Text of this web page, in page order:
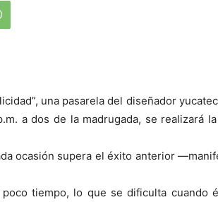
una pasarela del diseñador
a dos de la madrugada, se realizará
ocasión supera el éxito anterior
tiempo, lo que se dificulta cuando